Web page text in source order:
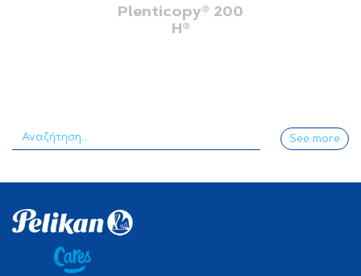
Plenticopy® 200
H®
See more